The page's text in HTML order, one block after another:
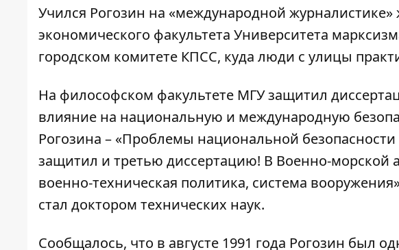
Учился Рогозин на «международной
экономического факультета Университета
городском комитете КПСС, куда люди с улицы
На философском факультете МГУзащитил
влияние на национальную и международную
Рогозина – «Проблемы национальной
защитил и третью диссертацию! В Военно-морской
военно-техническая политика, система
стал доктором технических наук.
Сообщалось, что в августе 1991 года Рогозин был